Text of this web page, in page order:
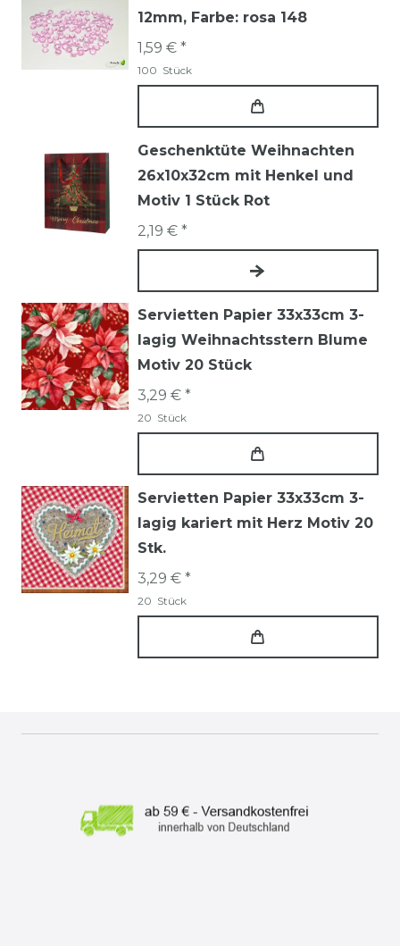
12mm, Farbe: rosa 148
1,59 € *
100 Stück
Geschenktüte Weihnachten
26x10x32cm mit Henkel und
Motiv 1 Stück Rot
2,19 € *
Servietten Papier 33x33cm 3-
lagig Weihnachtsstern Blume
Motiv 20 Stück
3,29 € *
20 Stück
Servietten Papier 33x33cm 3-
lagig kariert mit Herz Motiv 20
Stk.
3,29 € *
20 Stück